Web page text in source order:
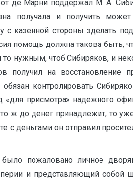
де Марни поддержал М. А.
получала и получить
казенной стороны зделать
помощь должна такова
нужным, чтоб Сибиряков, и
на восстановление
контролировать
присмотра» надежного
ж до денег принадлежит, то
с деньгами он отправил
пожаловано личное
и представляющий собой